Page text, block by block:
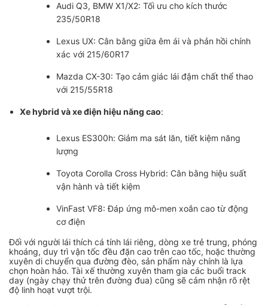
Audi Q3, BMW X1/X2: Tối ưu cho kích thước
235/50R18
Lexus UX: Cân bằng giữa êm ái và phản hồi chính
xác với 215/60R17
Mazda CX-30: Tạo cảm giác lái đậm chất thể thao
với 215/55R18
Xe hybrid và xe điện hiệu năng cao:
Lexus ES300h: Giảm ma sát lăn, tiết kiệm năng
lượng
Toyota Corolla Cross Hybrid: Cân bằng hiệu suất
vận hành và tiết kiệm
VinFast VF8: Đáp ứng mô-men xoắn cao từ động
cơ điện
Đối với người lái thích cá tính lái riêng, dòng xe trẻ trung, phóng
khoáng, duy trì vận tốc đều đặn cao trên cao tốc, hoặc thường
xuyên di chuyển qua đường đèo, sản phẩm này chính là lựa
chọn hoàn hảo. Tài xế thường xuyên tham gia các buổi track
day (ngày chạy thử trên đường đua) cũng sẽ cảm nhận rõ rệt
độ linh hoạt vượt trội.